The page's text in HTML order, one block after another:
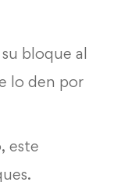
su bloque al
lo den por
este